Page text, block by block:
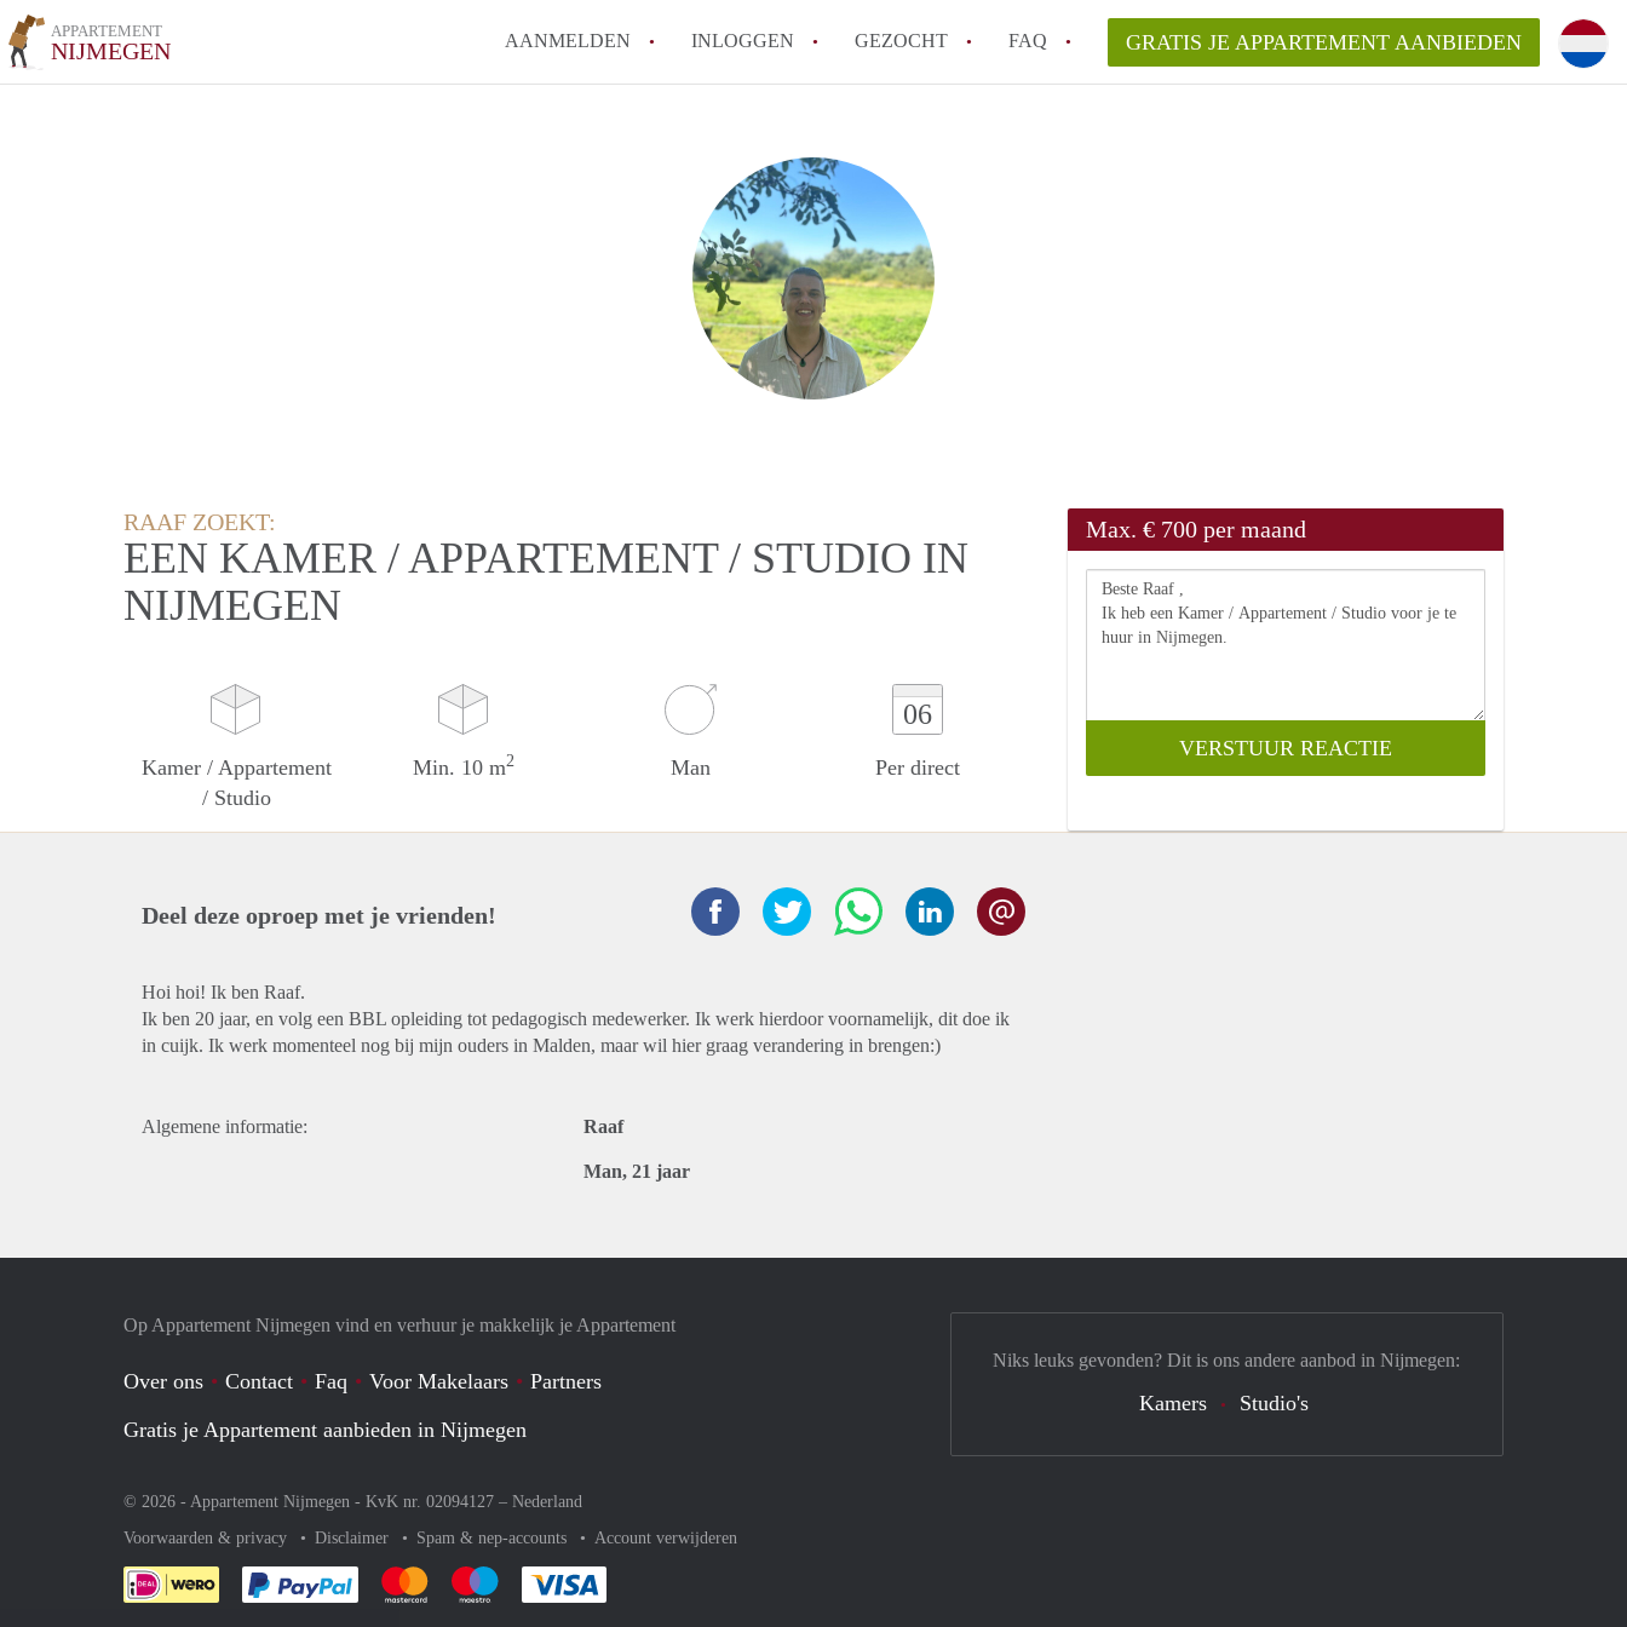
APPARTEMENT
NIJMEGEN AANMELDEN INLOGGEN GEZOCHT FAQ
Wat is AppartementNijmegen?
Hoeveel kost het om te reageren op een Appartement in Nijmegen?
Wat is de privacyverklaring van AppartementNijmegen?
Berekent AppartementNijmegen
makelaarsvergoeding/bemiddelingsvergoeding?
Is AppartementNijmegen verantwoordelijk voor het aangeboden
Appartement / Appartementen in Nijmegen?
Alle veelgestelde vragen
GRATIS JE APPARTEMENT AANBIEDEN
RAAF ZOEKT:
EEN KAMER / APPARTEMENT / STUDIO IN
NIJMEGEN
Kamer / Appartement
/ Studio
Min. 10 m2 Man
06
Per direct
Max. € 700 per maand
Deel deze oproep met je vrienden!
Hoi hoi! Ik ben Raaf.
Ik ben 20 jaar, en volg een BBL opleiding tot pedagogisch medewerker. Ik werk hierdoor voornamelijk, dit doe ik
in cuijk. Ik werk momenteel nog bij mijn ouders in Malden, maar wil hier graag verandering in brengen:)
Algemene informatie: Raaf
Man, 21 jaar
Op Appartement Nijmegen vind en verhuur je makkelijk je Appartement
Over ons Contact Faq Voor Makelaars
Partners
Gratis je Appartement aanbieden in Nijmegen
© 2026 - Appartement Nijmegen - KvK nr. 02094127 – Nederland
Voorwaarden & privacy
Disclaimer Spam & nep-accounts Account verwijderen
Je rekent gemakkelijk af met Paypal
Je rekent gemakkelijk af met Mastercard
Je rekent gemakkelijk af met Meastro
Niks leuks gevonden? Dit is ons andere aanbod in Nijmegen:
Kamers Studio's